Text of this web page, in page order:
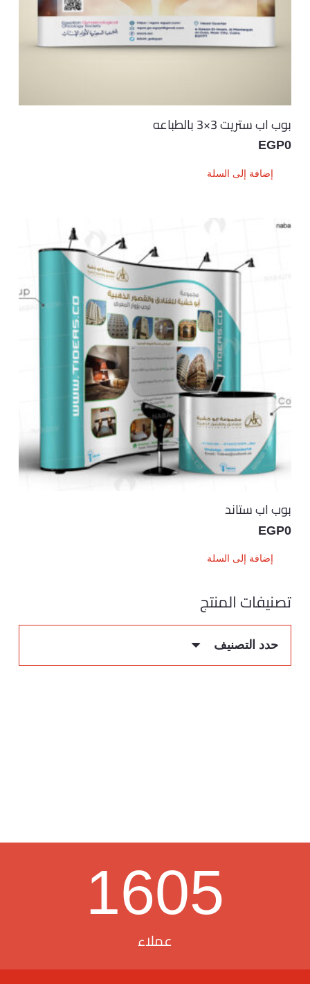
بوب اب ستريت 3×3 بالطباعه
EGP0
إضافة إلى السلة
بوب اب ستاند
EGP0
إضافة إلى السلة
تصنيفات المنتج
حدد التصنيف
1605
عملاء